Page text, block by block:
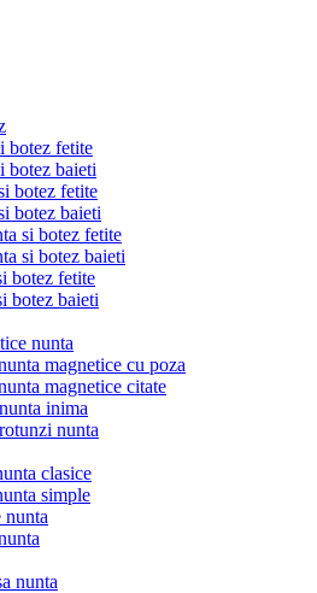
botez fetite
botez baieti
botez fetite
botez baieti
si botez fetite
si botez baieti
botez fetite
botez baieti
nunta
magnetice cu poza
magnetice citate
inima
nunta
clasice
simple
nunta